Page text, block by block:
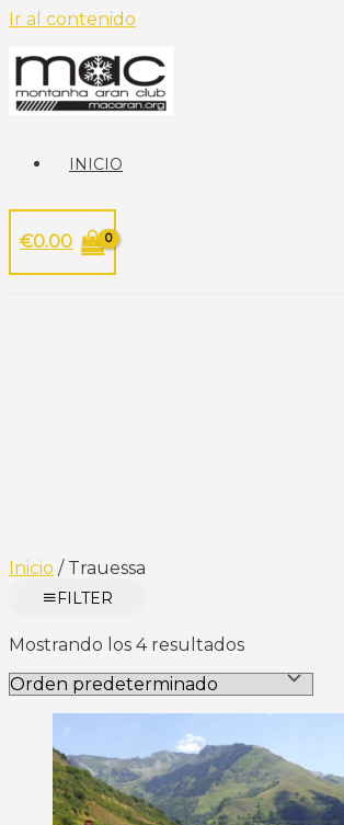
Ir al contenido
INICIO
€0.00
Inicio / Trauessa
FILTER
Mostrando los 4 resultados